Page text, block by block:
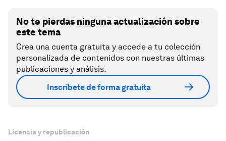
No te pierdas ninguna actualización sobre
este tema
Crea una cuenta gratuita y accede a tu colección
personalizada de contenidos con nuestras últimas
publicaciones y análisis.
Inscríbete de forma gratuita
Licencia y republicación